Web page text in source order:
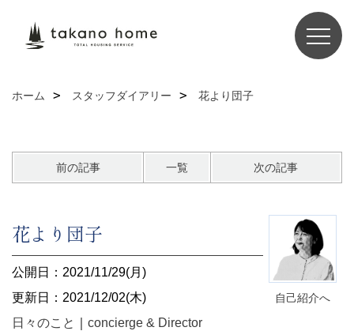
ホーム スタッフダイアリー 花より団子
前の記事 一覧 次の記事
自己紹介へ
花より団子
公開日：2021/11/29(月)
更新日：2021/12/02(木)
日々のこと
concierge & Director